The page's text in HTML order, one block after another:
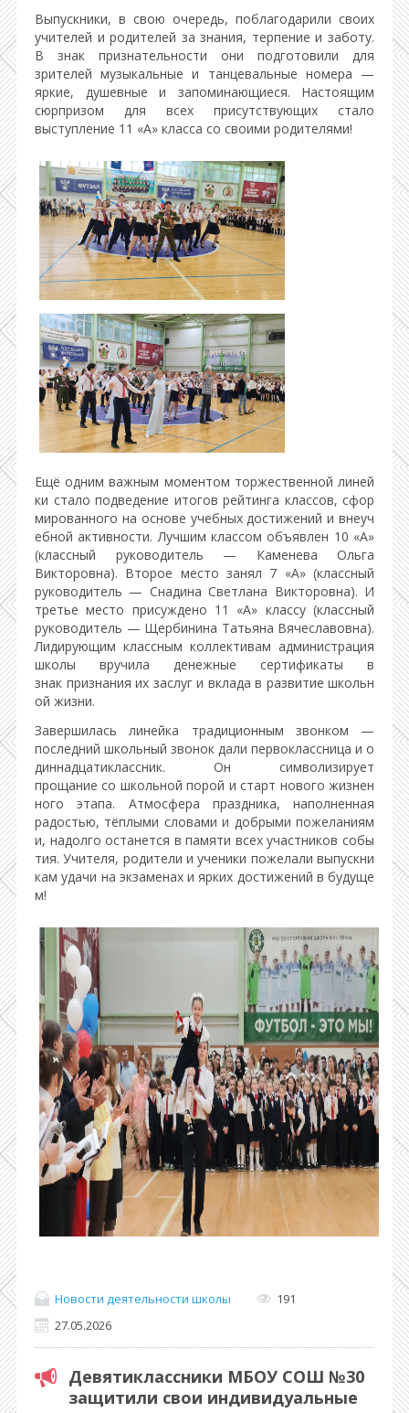
Выпускники, в свою очередь, поблагодарили своих
учителей и родителей за знания, терпение и заботу.
В знак признательности они подготовили для
зрителей музыкальные и танцевальные номера —
яркие, душевные и запоминающиеся. Настоящим
сюрпризом для всех присутствующих стало
выступление 11 «А» класса со своими родителями!
Ещё одним важным моментом торжественной линей
ки стало подведение итогов рейтинга классов, сфор
мированного на основе учебных достижений и внеуч
ебной активности. Лучшим классом объявлен 10 «А»
(классный руководитель — Каменева Ольга
Викторовна). Второе место занял 7 «А» (классный
руководитель — Снадина Светлана Викторовна). И
третье место присуждено 11 «А» классу (классный
руководитель — Щербинина Татьяна Вячеславовна).
Лидирующим классным коллективам администрация
школы вручила денежные сертификаты в
знак признания их заслуг и вклада в развитие школьн
ой жизни.
Завершилась линейка традиционным звонком —
последний школьный звонок дали первоклассница и о
диннадцатиклассник. Он символизирует
прощание со школьной порой и старт нового жизнен
ного этапа. Атмосфера праздника, наполненная
радостью, тёплыми словами и добрыми пожеланиям
и, надолго останется в памяти всех участников собы
тия. Учителя, родители и ученики пожелали выпускни
кам удачи на экзаменах и ярких достижений в будуще
м!
Новости деятельности школы
191
27.05.2026
Девятиклассники МБОУ СОШ №30
защитили свои индивидуальные